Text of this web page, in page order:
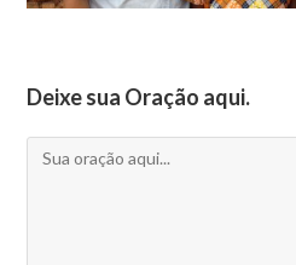
Deixe sua Oração aqui.